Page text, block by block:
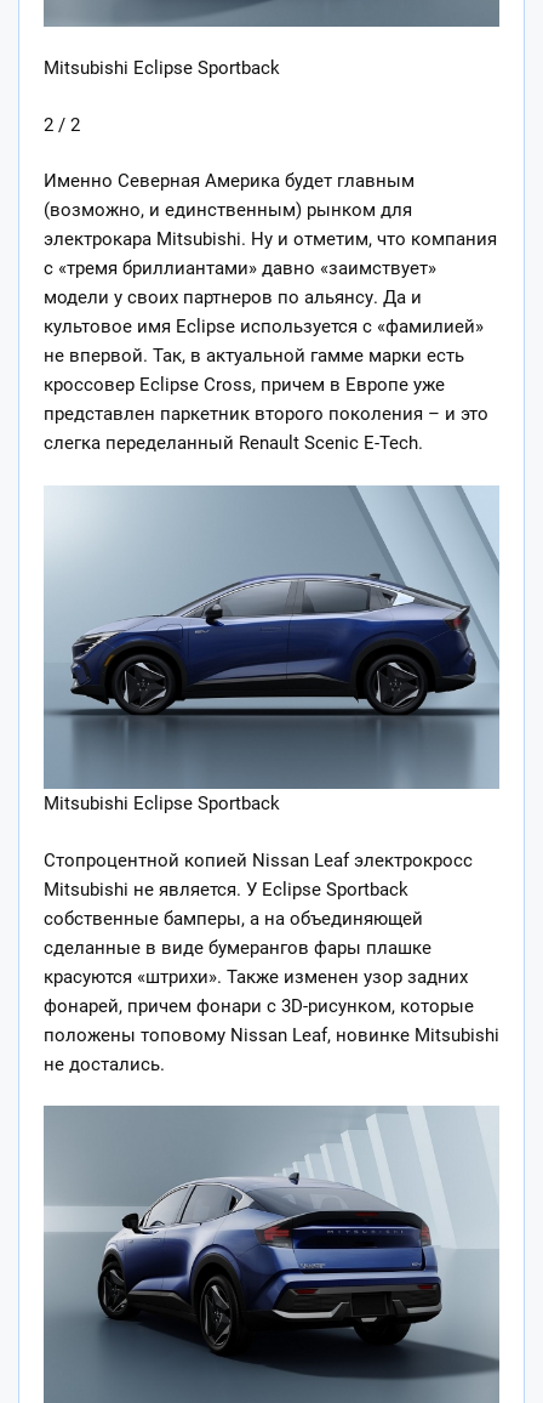
Mitsubishi Eclipse Sportback
2 / 2
Именно Северная Америка будет главным
(возможно, и единственным) рынком для
электрокара Mitsubishi. Ну и отметим, что компания
с «тремя бриллиантами» давно «заимствует»
модели у своих партнеров по альянсу. Да и
культовое имя Eclipse используется с «фамилией»
не впервой. Так, в актуальной гамме марки есть
кроссовер Eclipse Cross, причем в Европе уже
представлен паркетник второго поколения – и это
слегка переделанный Renault Scenic E-Tech.
Mitsubishi Eclipse Sportback
Стопроцентной копией Nissan Leaf электрокросс
Mitsubishi не является. У Eclipse Sportback
собственные бамперы, а на объединяющей
сделанные в виде бумерангов фары плашке
красуются «штрихи». Также изменен узор задних
фонарей, причем фонари с 3D-рисунком, которые
положены топовому Nissan Leaf, новинке Mitsubishi
не достались.